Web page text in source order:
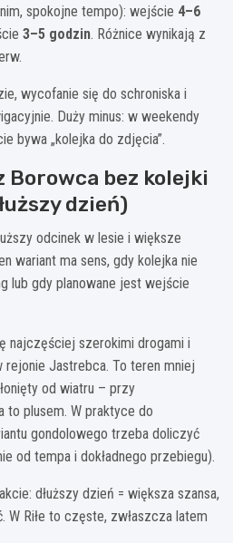
spokojne tempo): wejście 4–6
3–5 godzin. Różnice wynikają z
wycofanie się do schroniska i
Duży minus: w weekendy
bywa „kolejka do zdjęcia”.
Borowca bez kolejki
dzień)
odcinek w lesie i większe
wariant ma sens, gdy kolejka nie
lub gdy planowane jest wejście
najczęściej szerokimi drogami i
rejonie Jastrebca. To teren mniej
od wiatru – przy
to plusem. W praktyce do
gondolowego trzeba doliczyć
od tempa i dokładnego przebiegu).
dłuższy dzień = większa szansa,
W Riłe to częste, zwłaszcza latem